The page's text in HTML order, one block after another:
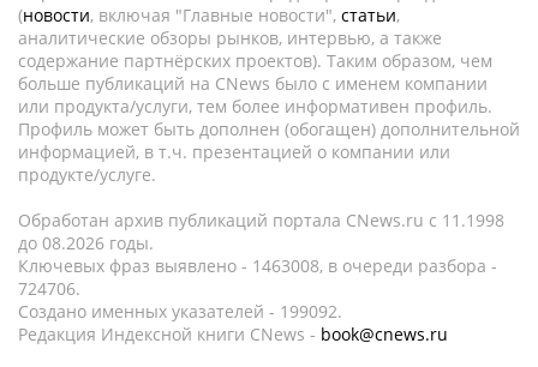
(новости, включая "Главные новости", статьи,
аналитические обзоры рынков, интервью, а также
содержание партнёрских проектов). Таким образом, чем
больше публикаций на CNews было с именем компании
или продукта/услуги, тем более информативен профиль.
Профиль может быть дополнен (обогащен) дополнительной
информацией, в т.ч. презентацией о компании или
продукте/услуге.
Обработан архив публикаций портала CNews.ru c 11.1998
до 08.2026 годы.
Ключевых фраз выявлено - 1463008, в очереди разбора -
724706.
Создано именных указателей - 199092.
Редакция Индексной книги CNews - book@cnews.ru